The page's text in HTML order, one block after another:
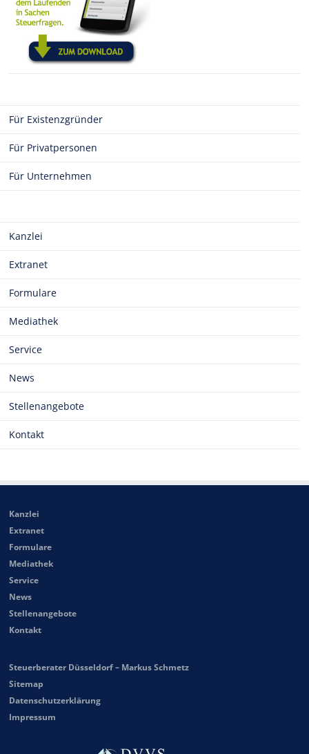
Für Existenzgründer
Für Privatpersonen
Für Unternehmen
Kanzlei
Extranet
Formulare
Mediathek
Service
News
Stellenangebote
Kontakt
Kanzlei
Extranet
Formulare
Mediathek
Service
News
Stellenangebote
Kontakt
Steuerberater Düsseldorf – Markus Schmetz
Sitemap
Datenschutzerklärung
Impressum